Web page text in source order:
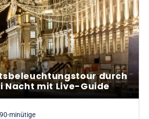
durch
Nacht mit Live-Guide
minütige